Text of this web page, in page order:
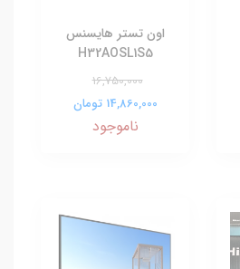
اون تستر هایسنس
H32AOSL1S5
16,750,000
14,860,000 تومان
ناموجود